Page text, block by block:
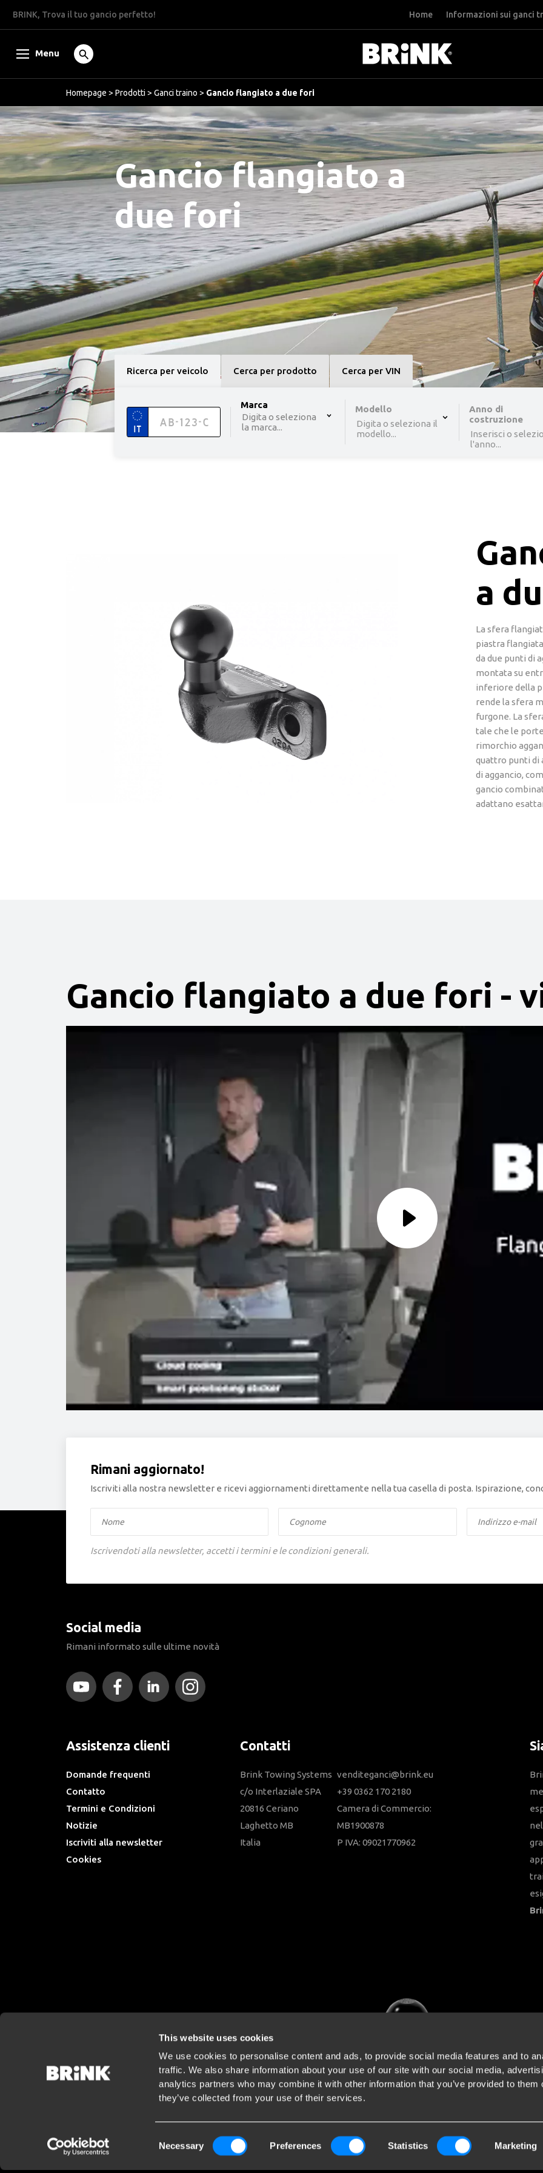
This website uses cookies
We use cookies to personalise content and ads, to provide social media features and to
traffic. We also share information about your use of our site with our social media,
analytics partners who may combine it with other information that you’ve provided to them
they’ve collected from your use of their services.
Selection
Necessary Preferences Statistics Marketing
BRINK, Trova il tuo gancio perfetto! Home Informazioni sui ganci
Menu
Homepage > Prodotti > Ganci traino > Gancio flangiato a due fori
Gancio flangiato a
due fori
Ricerca per veicolo Cerca per prodotto Cerca per VIN
IT
option , selected. Select is focused ,type to refine list, press Down to
Marca
Digita o seleziona
la marca...
Modello
Digita o seleziona il
modello...
Anno di
costruzione
Inserisci o
l'anno...
a
La sfera
piastra
da due punti di
montata su
inferiore della
rende la sfera
furgone. La
tale che le
rimorchio
quattro punti di
di aggancio,
gancio
adattano
Gancio flangiato a due fori -
Rimani aggiornato!
Iscriviti alla nostra newsletter e ricevi aggiornamenti direttamente nella tua casella di posta. Ispirazione,
Iscrivendoti alla newsletter, accetti i termini e le condizioni generali.
Social media
Rimani informato sulle ultime novità
Assistenza clienti
Domande frequenti
Contatto
Termini e Condizioni
Notizie
Iscriviti alla newsletter
Cookies
Contatti
Brink Towing Systems
c/o Interlaziale SPA
20816 Ceriano
Laghetto MB
Italia
venditeganci@brink.eu
+39 0362 170 2180
Camera di Commercio:
MB1900878
P IVA: 09021770962